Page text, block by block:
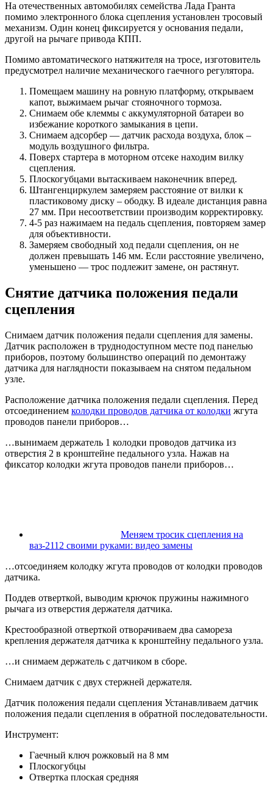
На отечественных автомобилях семейства Лада Гранта
помимо электронного блока сцепления установлен тросовый
механизм. Один конец фиксируется у основания педали,
другой на рычаге привода КПП.
Помимо автоматического натяжителя на тросе, изготовитель
предусмотрел наличие механического гаечного регулятора.
Помещаем машину на ровную платформу, открываем
капот, выжимаем рычаг стояночного тормоза.
Снимаем обе клеммы с аккумуляторной батареи во
избежание короткого замыкания в цепи.
Снимаем адсорбер — датчик расхода воздуха, блок –
модуль воздушного фильтра.
Поверх стартера в моторном отсеке находим вилку
сцепления.
Плоскогубцами вытаскиваем наконечник вперед.
Штангенциркулем замеряем расстояние от вилки к
пластиковому диску – ободку. В идеале дистанция равна
27 мм. При несоответствии производим корректировку.
4-5 раз нажимаем на педаль сцепления, повторяем замер
для объективности.
Замеряем свободный ход педали сцепления, он не
должен превышать 146 мм. Если расстояние увеличено,
уменьшено — трос подлежит замене, он растянут.
Снятие датчика положения педали
сцепления
Снимаем датчик положения педали сцепления для замены.
Датчик расположен в труднодоступном месте под панелью
приборов, поэтому большинство операций по демонтажу
датчика для наглядности показываем на снятом педальном
узле.
Расположение датчика положения педали сцепления. Перед
отсоединением колодки проводов датчика от колодки жгута
проводов панели приборов…
…вынимаем держатель 1 колодки проводов датчика из
отверстия 2 в кронштейне педального узла. Нажав на
фиксатор колодки жгута проводов панели приборов…
Меняем тросик сцепления на
ваз-2112 своими руками: видео замены
…отсоединяем колодку жгута проводов от колодки проводов
датчика.
Поддев отверткой, выводим крючок пружины нажимного
рычага из отверстия держателя датчика.
Крестообразной отверткой отворачиваем два самореза
крепления держателя датчика к кронштейну педального узла.
…и снимаем держатель с датчиком в сборе.
Снимаем датчик с двух стержней держателя.
Датчик положения педали сцепления Устанавливаем датчик
положения педали сцепления в обратной последовательности.
Инструмент:
Гаечный ключ рожковый на 8 мм
Плоскогубцы
Отвертка плоская средняя